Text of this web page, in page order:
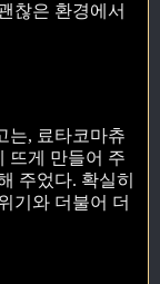
찮은 환경에서
는, 료타코마츄
뜨게 만들어 주
주었다. 확실히
기와 더불어 더